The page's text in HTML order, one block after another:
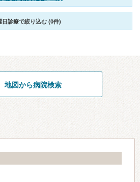
日診療で絞り込む (0件)
地図から病院検索